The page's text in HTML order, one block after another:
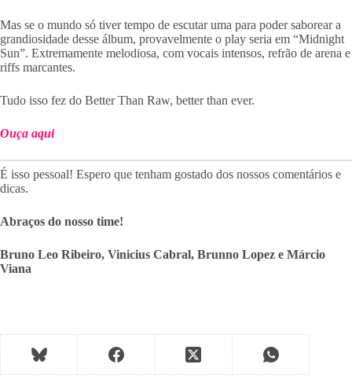
Mas se o mundo só tiver tempo de escutar uma para poder saborear a
grandiosidade desse álbum, provavelmente o play seria em “Midnight
Sun”. Extremamente melodiosa, com vocais intensos, refrão de arena e
riffs marcantes.
Tudo isso fez do Better Than Raw, better than ever.
Ouça aqui
É isso pessoal! Espero que tenham gostado dos nossos comentários e
dicas.
Abraços do nosso time!
Bruno Leo Ribeiro, Vinicius Cabral, Brunno Lopez e Márcio
Viana